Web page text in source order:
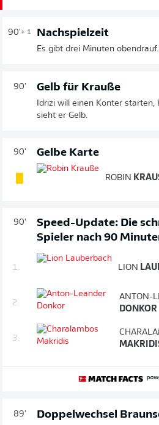
90'+ 1 Nachspielzeit
Es gibt drei Minuten obendrauf.
90' Gelb für Krauße
Idrizi will einen Konter
sieht er Gelb.
90' Gelbe Karte
ROBIN
90'
Speed-Update: Die
Spieler nach 90
1. LION
2.
ANTON-
DONKOR
3.
89' Doppelwechsel